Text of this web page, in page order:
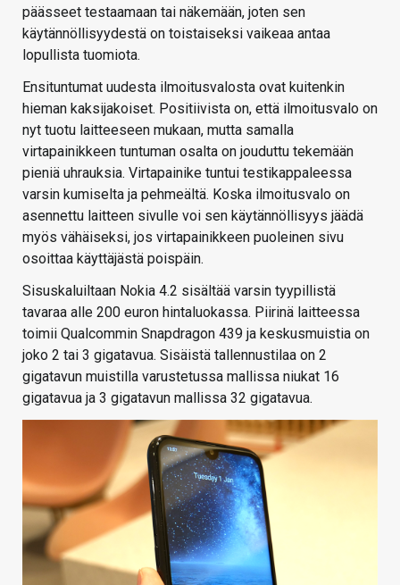
päässeet testaamaan tai näkemään, joten sen
käytännöllisyydestä on toistaiseksi vaikeaa antaa
lopullista tuomiota.
Ensituntumat uudesta ilmoitusvalosta ovat kuitenkin
hieman kaksijakoiset. Positiivista on, että ilmoitusvalo on
nyt tuotu laitteeseen mukaan, mutta samalla
virtapainikkeen tuntuman osalta on jouduttu tekemään
pieniä uhrauksia. Virtapainike tuntui testikappaleessa
varsin kumiselta ja pehmeältä. Koska ilmoitusvalo on
asennettu laitteen sivulle voi sen käytännöllisyys jäädä
myös vähäiseksi, jos virtapainikkeen puoleinen sivu
osoittaa käyttäjästä poispäin.
Sisuskaluiltaan Nokia 4.2 sisältää varsin tyypillistä
tavaraa alle 200 euron hintaluokassa. Piirinä laitteessa
toimii Qualcommin Snapdragon 439 ja keskusmuistia on
joko 2 tai 3 gigatavua. Sisäistä tallennustilaa on 2
gigatavun muistilla varustetussa mallissa niukat 16
gigatavua ja 3 gigatavun mallissa 32 gigatavua.